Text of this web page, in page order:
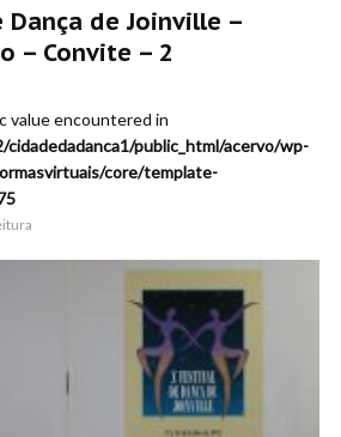
Dança de Joinville –
– Convite – 2
value encountered in
public_html/acervo/wp-
core/template-